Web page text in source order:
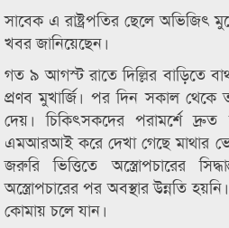
সাবেক এ রাষ্ট্রপতির ছেলে অভিজিৎ
খবর জানিয়েছেন।
গত ৯ আগস্ট রাতে দিল্লির
প্রণব মুখার্জি। পর দিন সকাল থেকে
দেয়। চিকিৎসকদের পরামর্শে দ্রুত
এমআরআই করে দেখা গেছে মাথার
জরুরি ভিত্তিতে অস্ত্রোপচারের
অস্ত্রোপচারের পর অবস্থার উন্নতি
কোমায় চলে যান।